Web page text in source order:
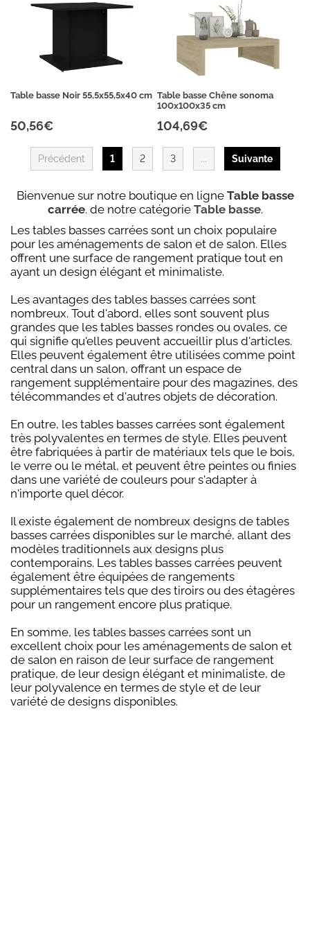
Table basse Noir 55,5x55,5x40 cm
50,56€
Table basse Chêne sonoma
100x100x35 cm
104,69€
Précédent 1 2 3 ... Suivante
Bienvenue sur notre boutique en ligne Table basse
carrée. de notre catégorie Table basse.
Les tables basses carrées sont un choix populaire
pour les aménagements de salon et de salon. Elles
offrent une surface de rangement pratique tout en
ayant un design élégant et minimaliste.
Les avantages des tables basses carrées sont
nombreux. Tout d'abord, elles sont souvent plus
grandes que les tables basses rondes ou ovales, ce
qui signifie qu'elles peuvent accueillir plus d'articles.
Elles peuvent également être utilisées comme point
central dans un salon, offrant un espace de
rangement supplémentaire pour des magazines, des
télécommandes et d'autres objets de décoration.
En outre, les tables basses carrées sont également
très polyvalentes en termes de style. Elles peuvent
être fabriquées à partir de matériaux tels que le bois,
le verre ou le métal, et peuvent être peintes ou finies
dans une variété de couleurs pour s'adapter à
n'importe quel décor.
Il existe également de nombreux designs de tables
basses carrées disponibles sur le marché, allant des
modèles traditionnels aux designs plus
contemporains. Les tables basses carrées peuvent
également être équipées de rangements
supplémentaires tels que des tiroirs ou des étagères
pour un rangement encore plus pratique.
En somme, les tables basses carrées sont un
excellent choix pour les aménagements de salon et
de salon en raison de leur surface de rangement
pratique, de leur design élégant et minimaliste, de
leur polyvalence en termes de style et de leur
variété de designs disponibles.